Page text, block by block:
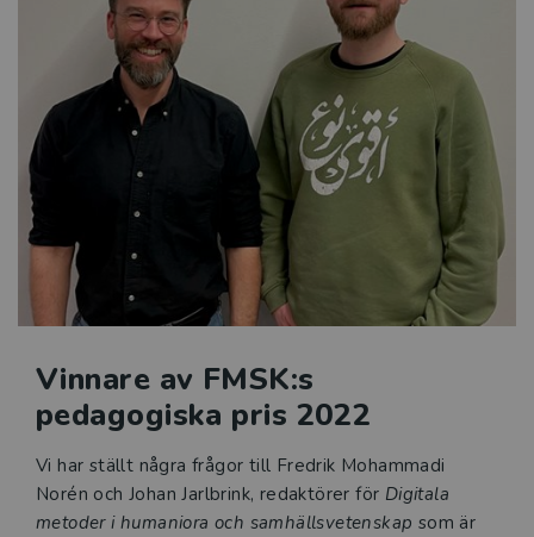
vänder sig till studenter på grund- och avancerad nivå
inom ett flertal ämnesområden, men riktar sig också
till forskare som vill uppdatera sin metodarsenal.
Vinnare av FMSK:s
pedagogiska pris 2022
Vi har ställt några frågor till Fredrik Mohammadi
Norén och Johan Jarlbrink, redaktörer för Digitala
metoder i humaniora och samhällsvetenskap som är